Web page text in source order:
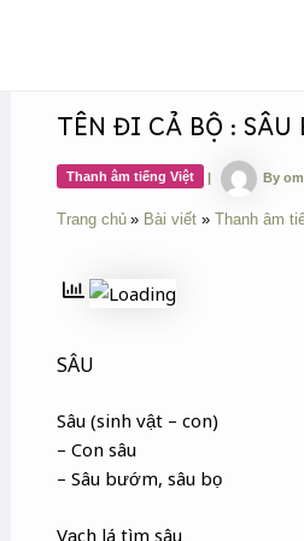
TÊN ĐI CẢ BỘ : SÂU
Thanh âm tiếng Việt | By
Trang chủ Bài viết Thanh âm
SÂU
Sâu (sinh vật – con)
– Con sâu
– Sâu bướm, sâu bọ
Vạch lá tìm sâu